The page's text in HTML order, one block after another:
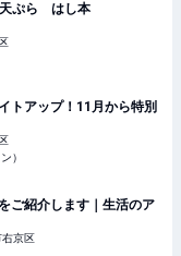
ぷら はし本
トアップ！11月から特別
）
ご紹介します｜生活のア
右京区